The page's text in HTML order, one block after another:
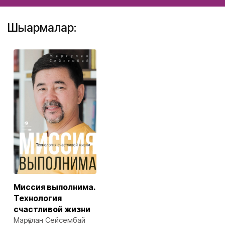
Шығармалар:
Миссия выполнима.
Технология
счастливой жизни
Марғұлан Сейсембай